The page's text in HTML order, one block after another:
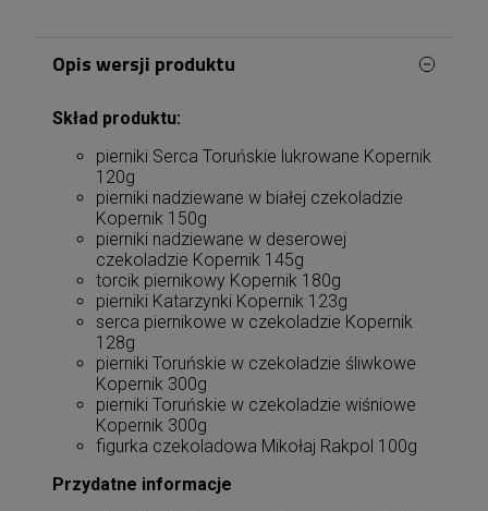
Opis wersji produktu
Skład produktu:
pierniki Serca Toruńskie lukrowane Kopernik
120g
pierniki nadziewane w białej czekoladzie
Kopernik 150g
pierniki nadziewane w deserowej
czekoladzie Kopernik 145g
torcik piernikowy Kopernik 180g
pierniki Katarzynki Kopernik 123g
serca piernikowe w czekoladzie Kopernik
128g
pierniki Toruńskie w czekoladzie śliwkowe
Kopernik 300g
pierniki Toruńskie w czekoladzie wiśniowe
Kopernik 300g
figurka czekoladowa Mikołaj Rakpol 100g
Przydatne informacje